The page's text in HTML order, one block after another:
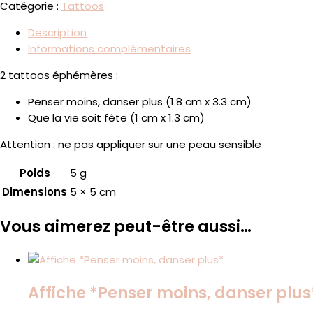
Catégorie : Tattoos
Description
Informations complémentaires
2 tattoos éphémères :
Penser moins, danser plus (1.8 cm x 3.3 cm)
Que la vie soit fête (1 cm x 1.3 cm)
Attention : ne pas appliquer sur une peau sensible
Poids
5 g
Dimensions 5 × 5 cm
Vous aimerez peut-être aussi…
Affiche *Penser moins, danser